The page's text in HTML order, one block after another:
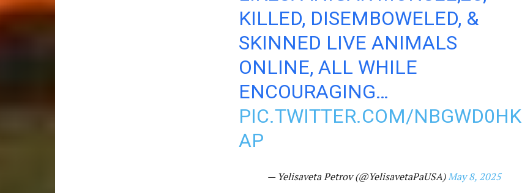
KILLED, DISEMBOWELED, &
SKINNED LIVE ANIMALS
ONLINE, ALL WHILE
ENCOURAGING…
PIC.TWITTER.COM/NBGWD0HK
AP
— Yelisaveta Petrov (@YelisavetaPaUSA)May 8, 2025